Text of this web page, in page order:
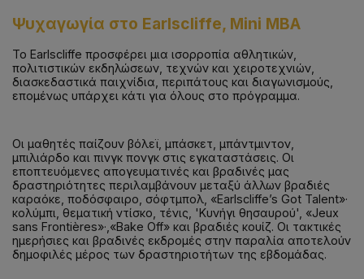
Παρέχονται κλινοσκεπάσματα
Ψυχαγωγία στο Earlscliffe, Mini MBA
Το Earlscliffe προσφέρει μια ισορροπία αθλητικών,
πολιτιστικών εκδηλώσεων, τεχνών και χειροτεχνιών,
διασκεδαστικά παιχνίδια, περιπάτους και διαγωνισμούς,
επομένως υπάρχει κάτι για όλους στο πρόγραμμα.
Οι μαθητές παίζουν βόλεϊ, μπάσκετ, μπάντμιντον,
μπιλιάρδο και πινγκ πονγκ στις εγκαταστάσεις. Οι
εποπτευόμενες απογευματινές και βραδινές μας
δραστηριότητες περιλαμβάνουν μεταξύ άλλων βραδιές
καραόκε, ποδόσφαιρο, σόφτμπολ, «Earlscliffe’s Got Talent»·
κολύμπι, θεματική ντίσκο, τένις, 'Κυνήγι θησαυρού', «Jeux
sans Frontières»·,«Bake Off» και βραδιές κουίζ. Οι τακτικές
ημερήσιες και βραδινές εκδρομές στην παραλία αποτελούν
δημοφιλές μέρος των δραστηριοτήτων της εβδομάδας.